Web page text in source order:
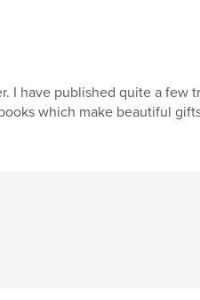
I have published quite a few
which make beautiful